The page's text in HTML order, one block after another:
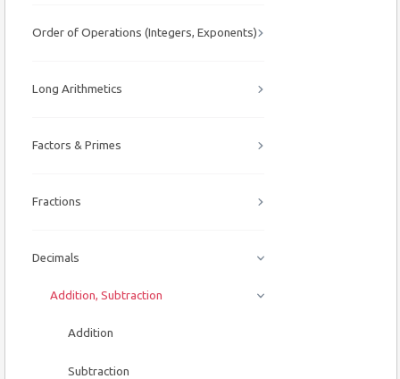
Order of Operations (Integers, Exponents)
Long Arithmetics
Factors & Primes
Fractions
Decimals
Addition, Subtraction
Addition
Subtraction